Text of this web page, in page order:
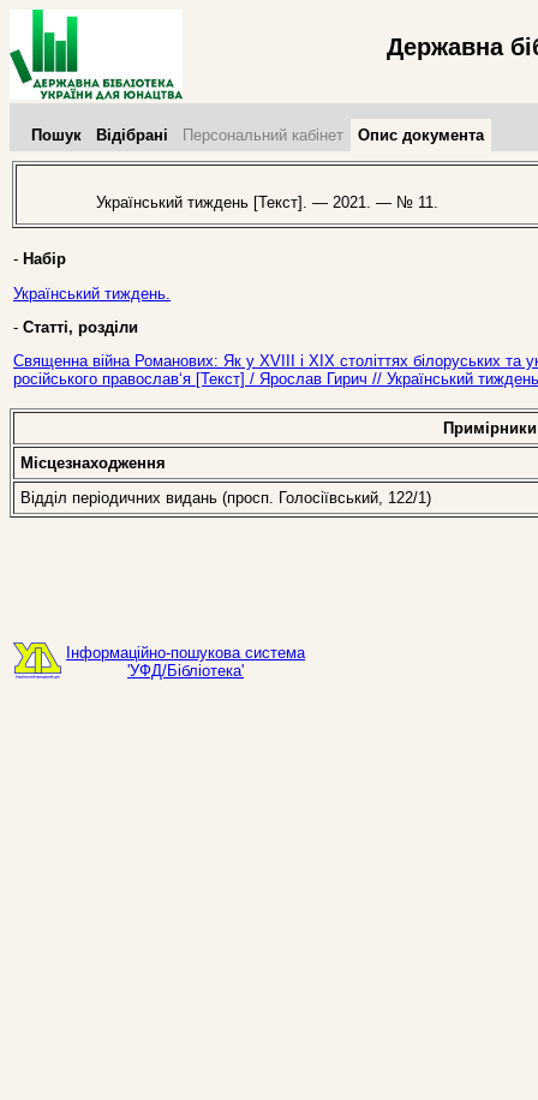
Державна
Пошук Відібрані Персональний кабінет Опис документа
Український тиждень [Текст]. — 2021. — № 11.
- Набір
Український тиждень.
- Статті, розділи
Священна війна Романових: Як у ХVІІІ і ХІХ століттях білоруських та
російського православ‘я [Текст] / Ярослав Гирич // Український
Примірники
Місцезнаходження
Відділ періодичних видань (просп. Голосіївський, 122/1)
Інформаційно-пошукова система
'УФД/Бібліотека'